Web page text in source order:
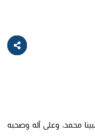
محمد، وعلى آله وصحبه